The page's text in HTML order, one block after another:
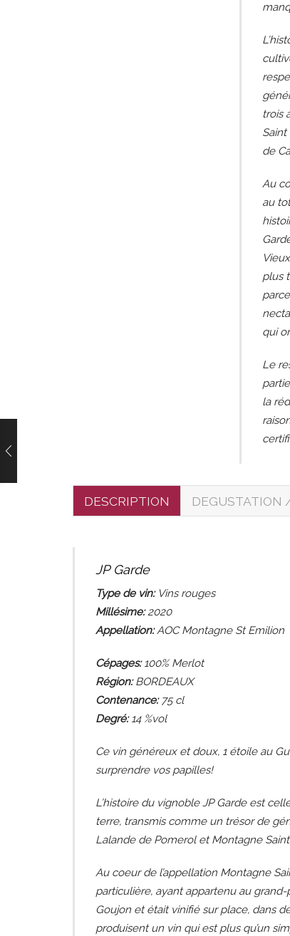
trois
de
Au
au
plus
qui
Le
la
DESCRIPTION DEGUSTATION
JP Garde
Type de vin: Vins rouges
Millésime:2020
Appellation: AOC Montagne St Emilion
Cépages:100% Merlot
Région: BORDEAUX
Contenance:75cl
Degré:14 %vol
Ce vin généreux et doux, 1 étoile au
surprendre vos papilles!
L’histoire du vignoble JP Garde est
terre, transmis comme un trésor de
Lalande de Pomerol et Montagne
Au coeur de l’appellation Montagne
particulière, ayant appartenu au
Goujon et était vinifié sur place, dans
produisent un vin qui est plus qu’un